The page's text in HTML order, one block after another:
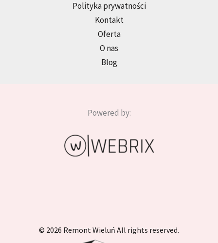
Polityka prywatności
Kontakt
Oferta
O nas
Blog
Powered by:
© 2026 Remont Wieluń All rights reserved.